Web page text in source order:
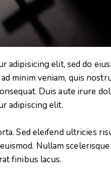
adipisicing elit, sed do
minim veniam, quis
Duis aute irure
adipiscing elit.
Sed eleifend ultricies
Nullam
finibus lacus.